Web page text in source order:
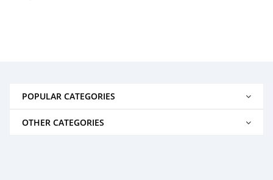
POPULAR CATEGORIES
OTHER CATEGORIES